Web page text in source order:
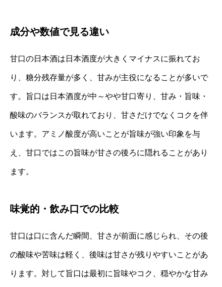
成分や数値で見る違い
甘口の日本酒は日本酒度が大きくマイナスに振れてお
り、糖分残存量が多く、甘みが主役になることが多いで
す。旨口は日本酒度が中～やや甘口寄り、甘み・旨味・
酸味のバランスが取れており、甘さだけでなくコクを伴
います。アミノ酸度が高いことが旨味が強い印象を与
え、甘口ではこの旨味が甘さの後ろに隠れることがあり
ます。
味覚的・飲み口での比較
甘口は口に含んだ瞬間、甘さが前面に感じられ、その後
の酸味や苦味は軽く、後味は甘さが残りやすいことがあ
ります。対して旨口は最初に旨味やコク、穏やかな甘み